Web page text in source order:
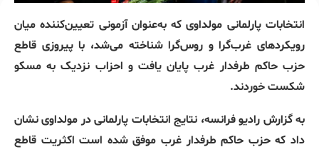
انتخابات پارلمانی مولداوی که به‌عنوان آزمونی تعیین‌کننده میان
رویکردهای غرب‌گرا و روس‌گرا شناخته می‌شد، با پیروزی قاطع
حزب حاکم طرفدار غرب پایان یافت و احزاب نزدیک به مسکو
شکست خوردند.
به گزارش رادیو فرانسه، نتایج انتخابات پارلمانی در مولداوی نشان
داد که حزب حاکم طرفدار غرب موفق شده است اکثریت قاطع